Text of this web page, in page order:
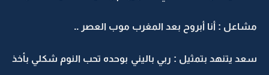
مشاعل : أنا أبروح بعد المغرب موب العصر ..
سعد يتنهد بتمثيل : ربي باليني بوحده تحب النوم شكلي بأخذ